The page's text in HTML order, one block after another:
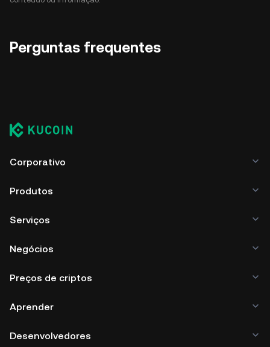
Perguntas frequentes
Corporativo
Produtos
Serviços
Negócios
Preços de criptos
Aprender
Desenvolvedores